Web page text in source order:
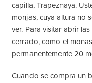
capilla, Trapeznaya.
monjas, cuya altura no
ver. Para visitar abrir
cerrado, como el
permanentemente 20
Cuando se compra un